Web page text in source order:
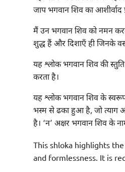
जाप भगवान शिव का आशीर्वाद
मैं उन भगवान शिव को नमन
शुद्ध हैं और दिशाएँ ही जिनके
यह श्लोक भगवान शिव की
करता है।
यह श्लोक भगवान शिव के
भस्म से ढका हुआ है, जो त्याग और
है। ‘न’ अक्षर भगवान शिव के
This shloka highlights
and formlessness. It is